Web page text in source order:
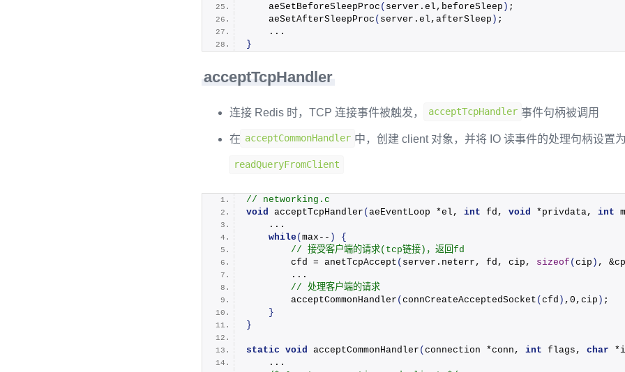
aeSetBeforeSleepProc ( server. el ,beforeSleep ) ;
aeSetAfterSleepProc ( server. el ,afterSleep ) ;
    ...
}
acceptTcpHandler
连接 Redis 时，TCP 连接事件被触发， acceptTcpHandler 事件句柄被调用
在 acceptCommonHandler 中，创建 client 对象，并将 IO 读事件的处理句柄设置为
readQueryFromClient
// networking.c
void
acceptTcpHandler ( aeEventLoop *el, int fd, void *privdata, int
    ...
while( max-- )
{
// 接受客户端的请求(tcp链接)，返回fd
        cfd =
anetTcpAccept ( server. neterr , fd, cip, sizeof ( cip ) ,
        ...
// 处理客户端的请求
acceptCommonHandler ( connCreateAcceptedSocket ( cfd ) ,0,cip ) ;
}
}
static void acceptCommonHandler ( connection *conn, int flags, char
    ...